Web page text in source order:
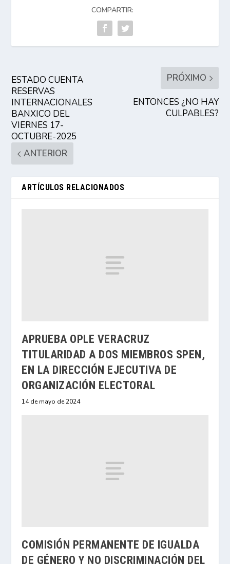
COMPARTIR:
ESTADO CUENTA
RESERVAS
INTERNACIONALES
BANXICO DEL
VIERNES 17-
OCTUBRE-2025
ANTERIOR
PRÓXIMO
ENTONCES ¿NO HAY
CULPABLES?
ARTÍCULOS RELACIONADOS
APRUEBA OPLE VERACRUZ
TITULARIDAD A DOS MIEMBROS SPEN,
EN LA DIRECCIÓN EJECUTIVA DE
ORGANIZACIÓN ELECTORAL
14 de mayo de 2024
COMISIÓN PERMANENTE DE IGUALDA
DE GÉNERO Y NO DISCRIMINACIÓN DEL